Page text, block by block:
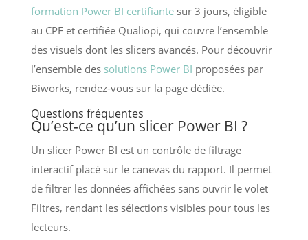
formation Power BI certifiantesur 3 jours, éligible
au CPF et certifiée Qualiopi, qui couvre l’ensemble
des visuels dont les slicers avancés. Pour découvrir
l’ensemble des solutions Power BI proposées par
Biworks, rendez-vous sur la page dédiée.
Questions fréquentes
Qu’est-ce qu’un slicer Power BI ?
Un slicer Power BI est un contrôle de filtrage
interactif placé sur le canevas du rapport. Il permet
de filtrer les données affichées sans ouvrir le volet
Filtres, rendant les sélections visibles pour tous les
lecteurs.